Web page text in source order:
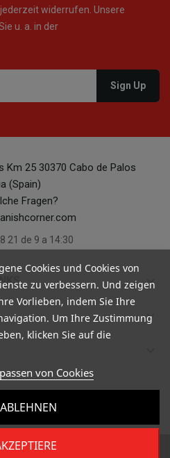
widerrufen. Unsere
u. a. in der
Km 25 30370 Cabo de Palos
(Spain)
Fragen?
21 de 9 a 14:30
keyboard_arrow_down
keyboard_arrow_down

Cookies und Cookies von
zu verbessern. Und zeigen
Vorlieben, indem Sie Ihre
Um Ihre Zustimmung
klicken Sie auf die
von Cookies
. Todos los derechos reservados